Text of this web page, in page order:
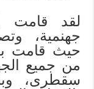
لقد قامت
جهنمية،
حيث قامت
من جميع
سقطرى،